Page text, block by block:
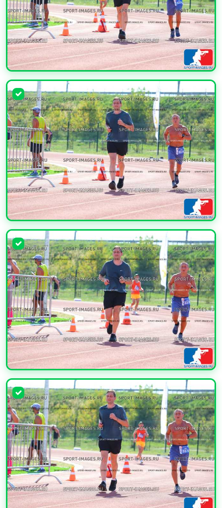
УВЕЛИЧИТЬ
УВЕЛИЧИТЬ
УВЕЛИЧИТЬ